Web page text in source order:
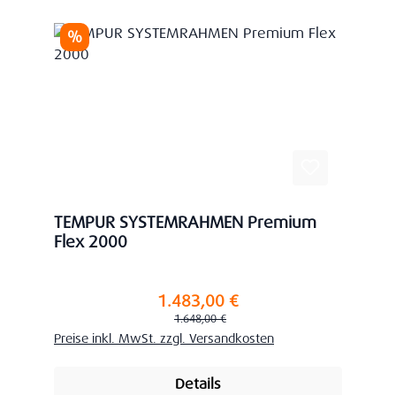
Rabatt
%
TEMPUR SYSTEMRAHMEN Premium
Flex 2000
Verkaufspreis:1.483,00 €
Regulärer Preis:
1.648,00 €
Preise inkl. MwSt. zzgl. Versandkosten
Details